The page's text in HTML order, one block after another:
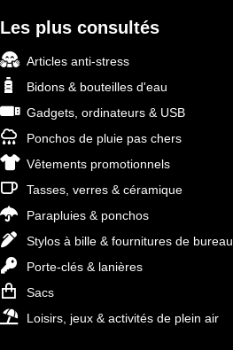
Les plus consultés
Articles anti-stress
Bidons & bouteilles d'eau
Gadgets, ordinateurs & USB
Ponchos de pluie pas chers
Vêtements promotionnels
Tasses, verres & céramique
Parapluies & ponchos
Stylos à bille & fournitures de bureau
Porte-clés & lanières
Sacs
Loisirs, jeux & activités de plein air